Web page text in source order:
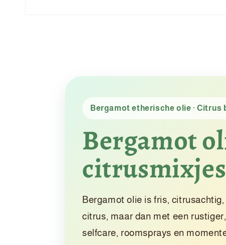
Bergamot etherische olie · Citrus
Bergamot
Bergamot olie is fris,
citrus, maar dan met een
selfcare, roomsprays en